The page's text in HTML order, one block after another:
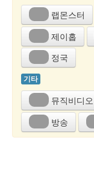
랩몬스터
제이홉
정국
기타
뮤직비디오
방송